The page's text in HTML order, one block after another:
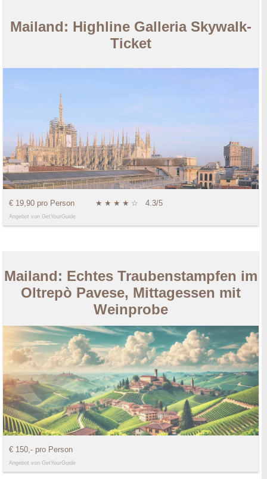
Mailand: Highline Galleria Skywalk-
Ticket
€ 19,90 pro Person ★ ★ ★ ★ ☆ 4.3/5
Angebot von GetYourGuide
Mailand: Echtes Traubenstampfen im
Oltrepò Pavese, Mittagessen mit
Weinprobe
€ 150,- pro Person
Angebot von GetYourGuide